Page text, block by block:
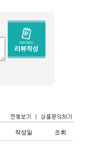
작성일 조회